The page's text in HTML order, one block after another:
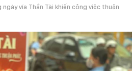
ngày vía Thần Tài khiến công việc thuận